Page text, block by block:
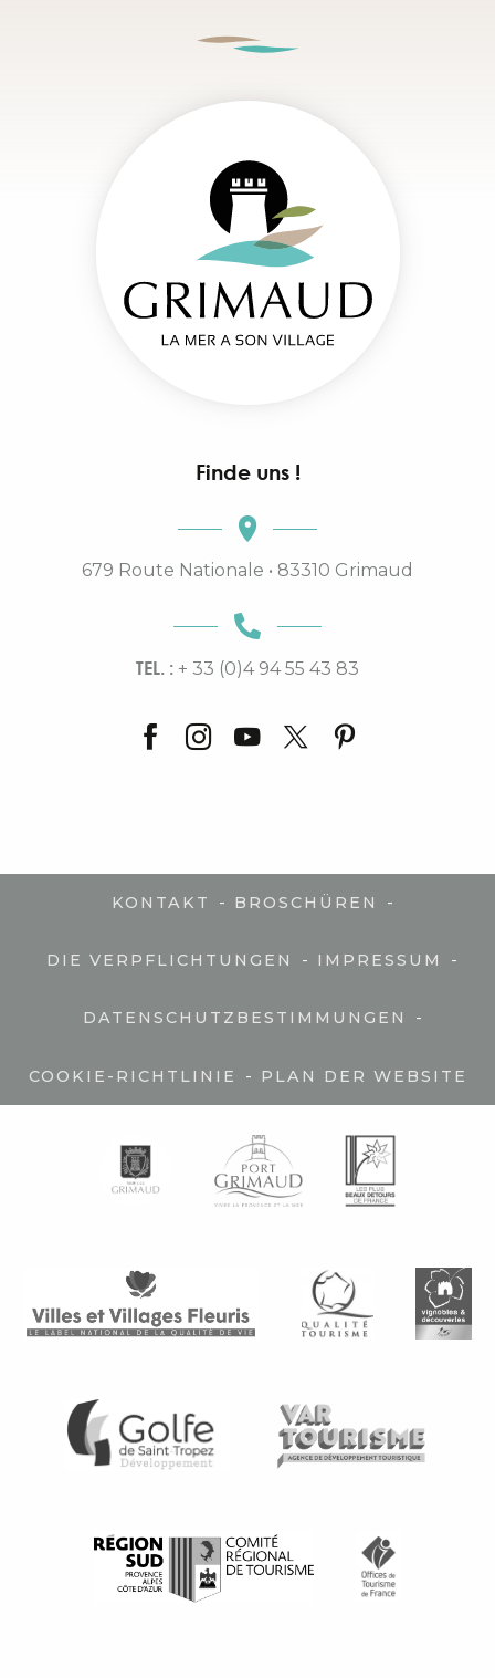
Finde uns !
679 Route Nationale • 83310 Grimaud
TEL. : + 33 (0)4 94 55 43 83
KONTAKT - BROSCHÜREN -
DIE VERPFLICHTUNGEN - IMPRESSUM -
DATENSCHUTZBESTIMMUNGEN -
COOKIE-RICHTLINIE - PLAN DER WEBSITE